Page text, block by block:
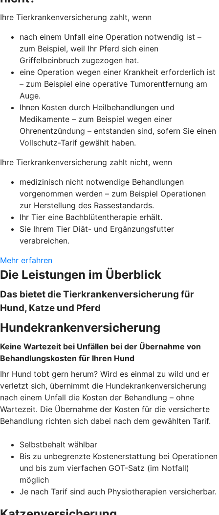
Ihre Tierkrankenversicherung zahlt, wenn
nach einem Unfall eine Operation notwendig ist –
zum Beispiel, weil Ihr Pferd sich einen
Griffelbeinbruch zugezogen hat.
eine Operation wegen einer Krankheit erforderlich ist
– zum Beispiel eine operative Tumorentfernung am
Auge.
Ihnen Kosten durch Heilbehandlungen und
Medikamente – zum Beispiel wegen einer
Ohrenentzündung – entstanden sind, sofern Sie einen
Vollschutz-Tarif gewählt haben.
Ihre Tierkrankenversicherung zahlt nicht, wenn
medizinisch nicht notwendige Behandlungen
vorgenommen werden – zum Beispiel Operationen
zur Herstellung des Rassestandards.
Ihr Tier eine Bachblütentherapie erhält.
Sie Ihrem Tier Diät- und Ergänzungsfutter
verabreichen.
Mehr erfahren
Die Leistungen im Überblick
Das bietet die Tierkrankenversicherung für
Hund, Katze und Pferd
Hundekrankenversicherung
Keine Wartezeit bei Unfällen bei der Übernahme von
Behandlungskosten für Ihren Hund
Ihr Hund tobt gern herum? Wird es einmal zu wild und er
verletzt sich, übernimmt die Hundekrankenversicherung
nach einem Unfall die Kosten der Behandlung – ohne
Wartezeit. Die Übernahme der Kosten für die versicherte
Behandlung richten sich dabei nach dem gewählten Tarif.
Selbstbehalt wählbar
Bis zu unbegrenzte Kostenerstattung bei Operationen
und bis zum vierfachen GOT-Satz (im Notfall)
möglich
Je nach Tarif sind auch Physiotherapien versicherbar.